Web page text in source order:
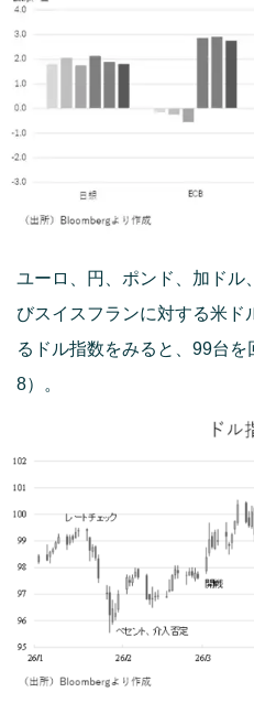
ユーロ、円、ポンド、加ドル
びスイスフランに対する米ド
るドル指数をみると、99台
8）。